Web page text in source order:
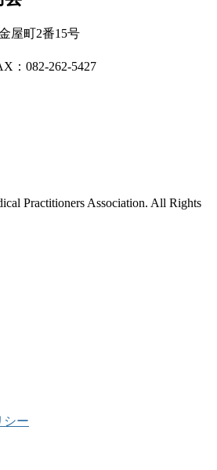
屋町2番15号
：082-262-5427
Practitioners Association. All Rights
シー